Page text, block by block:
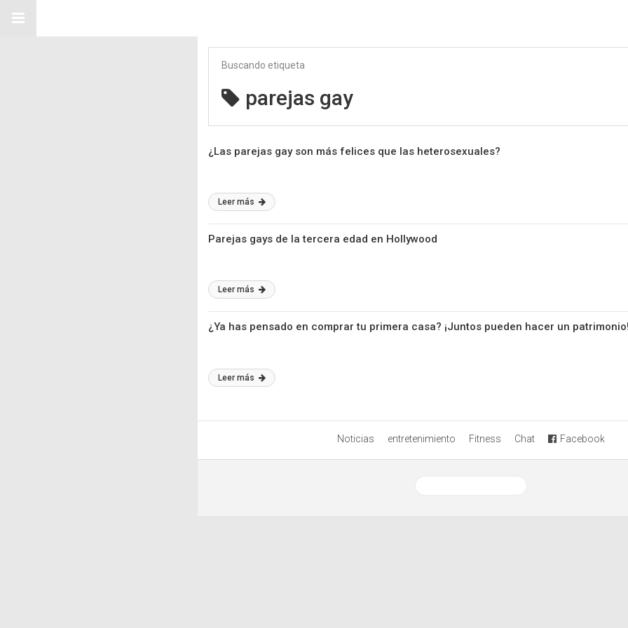
Buscando etiqueta
parejas gay
¿Las parejas gay son más felices que las heterosexuales?
Leer más
Parejas gays de la tercera edad en Hollywood
Leer más
¿Ya has pensado en comprar tu primera casa? ¡Juntos pueden hacer un
Leer más
Noticias entretenimiento Fitness Chat Facebook